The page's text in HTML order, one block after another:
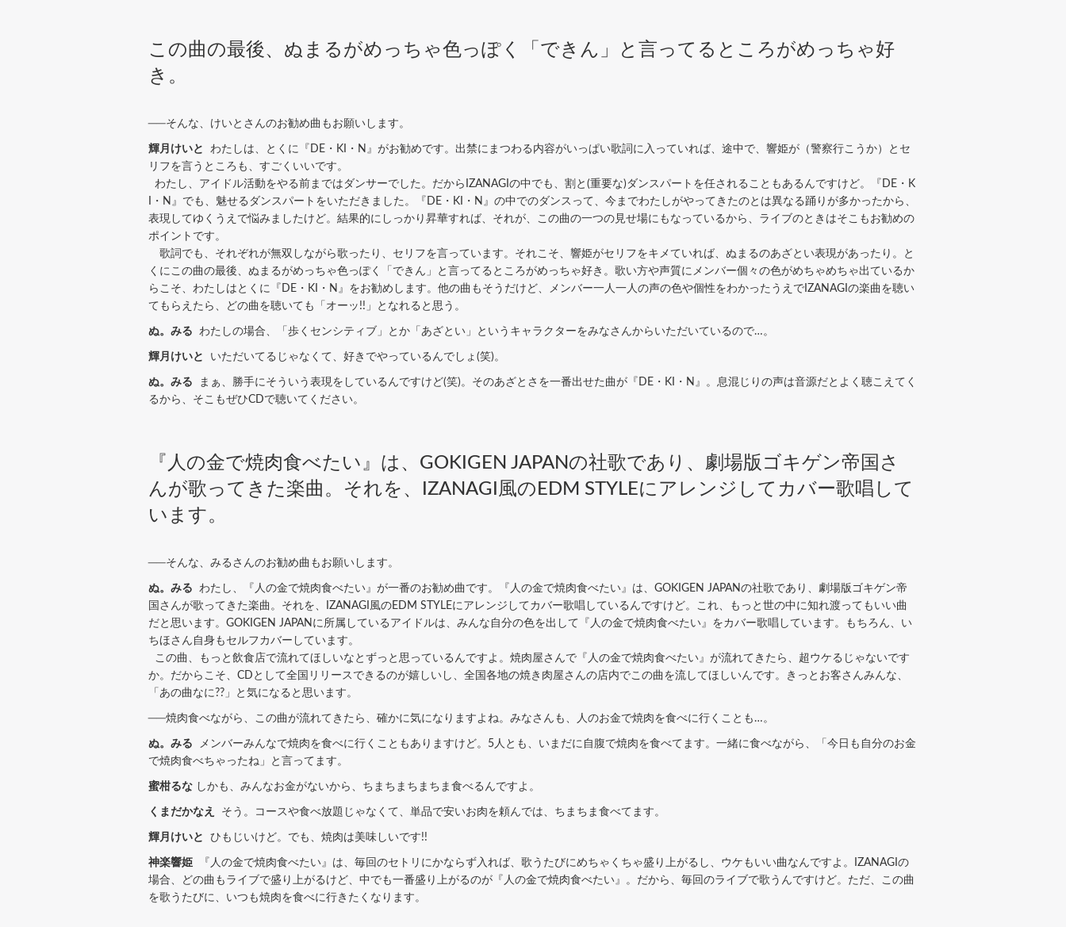
この曲の最後、ぬまるがめっちゃ色っぽく「できん」と言ってるところがめっちゃ好
き。
──そんな、けいとさんのお勧め曲もお願いします。
輝月けいと
わたしは、とくに『DE・KI・N』がお勧めです。出禁にまつわる内容がいっぱい歌詞に入っていれば、途中で、響姫が（警察行こうか）とセ
リフを言うところも、すごくいいです。
わたし、アイドル活動をやる前まではダンサーでした。だからIZANAGIの中でも、割と(重要な)ダンスパートを任されることもあるんですけど。『DE・K
I・N』でも、魅せるダンスパートをいただきました。『DE・KI・N』の中でのダンスって、今までわたしがやってきたのとは異なる踊りが多かったから、
表現してゆくうえで悩みましたけど。結果的にしっかり昇華すれば、それが、この曲の一つの見せ場にもなっているから、ライブのときはそこもお勧めの
ポイントです。
歌詞でも、それぞれが無双しながら歌ったり、セリフを言っています。それこそ、響姫がセリフをキメていれば、ぬまるのあざとい表現があったり。と
くにこの曲の最後、ぬまるがめっちゃ色っぽく「できん」と言ってるところがめっちゃ好き。歌い方や声質にメンバー個々の色がめちゃめちゃ出ているか
らこそ、わたしはとくに『DE・KI・N』をお勧めします。他の曲もそうだけど、メンバー一人一人の声の色や個性をわかったうえでIZANAGIの楽曲を聴い
てもらえたら、どの曲を聴いても「オーッ!!」となれると思う。
ぬ。みる わたしの場合、「歩くセンシティブ」とか「あざとい」というキャラクターをみなさんからいただいているので…。
輝月けいと いただいてるじゃなくて、好きでやっているんでしょ(笑)。
ぬ。みる まぁ、勝手にそういう表現をしているんですけど(笑)。そのあざとさを一番出せた曲が『DE・KI・N』。息混じりの声は音源だとよく聴こえてく
るから、そこもぜひCDで聴いてください。
『人の金で焼肉食べたい』は、GOKIGEN JAPANの社歌であり、劇場版ゴキゲン帝国さ
んが歌ってきた楽曲。それを、IZANAGI風のEDM STYLEにアレンジしてカバー歌唱して
います。
──そんな、みるさんのお勧め曲もお願いします。
ぬ。みる わたし、『人の金で焼肉食べたい』が一番のお勧め曲です。『人の金で焼肉食べたい』は、GOKIGEN JAPANの社歌であり、劇場版ゴキゲン帝
国さんが歌ってきた楽曲。それを、IZANAGI風のEDM STYLEにアレンジしてカバー歌唱しているんですけど。これ、もっと世の中に知れ渡ってもいい曲
だと思います。GOKIGEN JAPANに所属しているアイドルは、みんな自分の色を出して『人の金で焼肉食べたい』をカバー歌唱しています。もちろん、い
ちほさん自身もセルフカバーしています。
この曲、もっと飲食店で流れてほしいなとずっと思っているんですよ。焼肉屋さんで『人の金で焼肉食べたい』が流れてきたら、超ウケるじゃないです
か。だからこそ、CDとして全国リリースできるのが嬉しいし、全国各地の焼き肉屋さんの店内でこの曲を流してほしいんです。きっとお客さんみんな、
「あの曲なに??」と気になると思います。
──焼肉食べながら、この曲が流れてきたら、確かに気になりますよね。みなさんも、人のお金で焼肉を食べに行くことも…。
ぬ。みる メンバーみんなで焼肉を食べに行くこともありますけど。5人とも、いまだに自腹で焼肉を食べてます。一緒に食べながら、「今日も自分のお金
で焼肉食べちゃったね」と言ってます。
蜜柑るな しかも、みんなお金がないから、ちまちまちまちま食べるんですよ。
くまだかなえ そう。コースや食べ放題じゃなくて、単品で安いお肉を頼んでは、ちまちま食べてます。
輝月けいと ひもじいけど。でも、焼肉は美味しいです!!
神楽響姫 『人の金で焼肉食べたい』は、毎回のセトリにかならず入れば、歌うたびにめちゃくちゃ盛り上がるし、ウケもいい曲なんですよ。IZANAGIの
場合、どの曲もライブで盛り上がるけど、中でも一番盛り上がるのが『人の金で焼肉食べたい』。だから、毎回のライブで歌うんですけど。ただ、この曲
を歌うたびに、いつも焼肉を食べに行きたくなります。